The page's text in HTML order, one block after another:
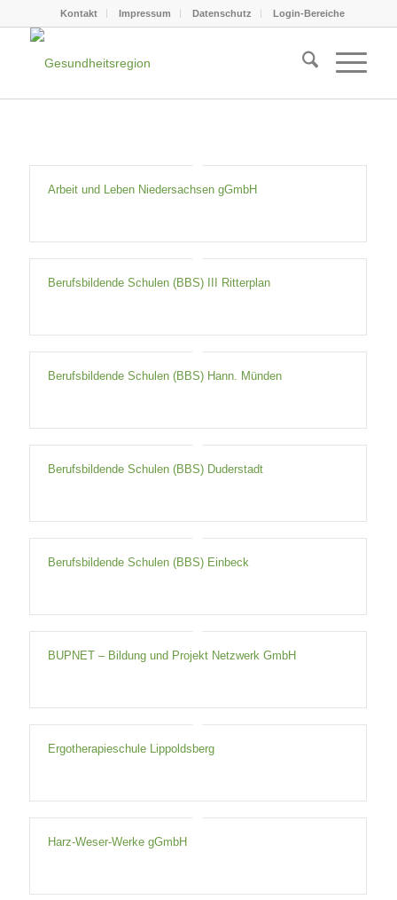
Kontakt Impressum Datenschutz Login-Bereiche
Arbeit und Leben Niedersachsen gGmbH
Berufsbildende Schulen (BBS) III Ritterplan
Berufsbildende Schulen (BBS) Hann. Münden
Berufsbildende Schulen (BBS) Duderstadt
Berufsbildende Schulen (BBS) Einbeck
BUPNET – Bildung und Projekt Netzwerk GmbH
Ergotherapieschule Lippoldsberg
Harz-Weser-Werke gGmbH